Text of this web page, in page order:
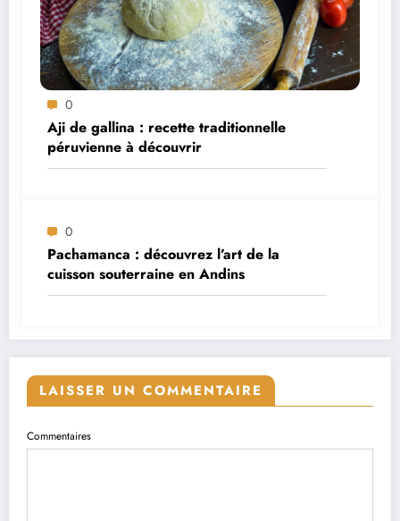
0
Aji de gallina : recette traditionnelle
péruvienne à découvrir
0
Pachamanca : découvrez l’art de la
cuisson souterraine en Andins
LAISSER UN COMMENTAIRE
Commentaires